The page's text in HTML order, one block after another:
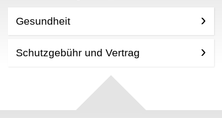
Gesundheit
Schutzgebühr und Vertrag